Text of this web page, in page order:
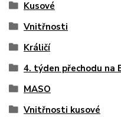
Kusové
Vnitřnosti
Králičí
4. týden přechodu na
MASO
Vnitřnosti kusové